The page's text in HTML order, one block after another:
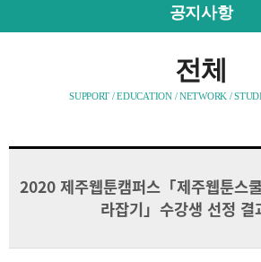
공지사항
전체
SUPPORT / EDUCATION / NETWORK /
2020 제주웹툰캠퍼스「제주웹툰스
라잡기」수강생 선정 결